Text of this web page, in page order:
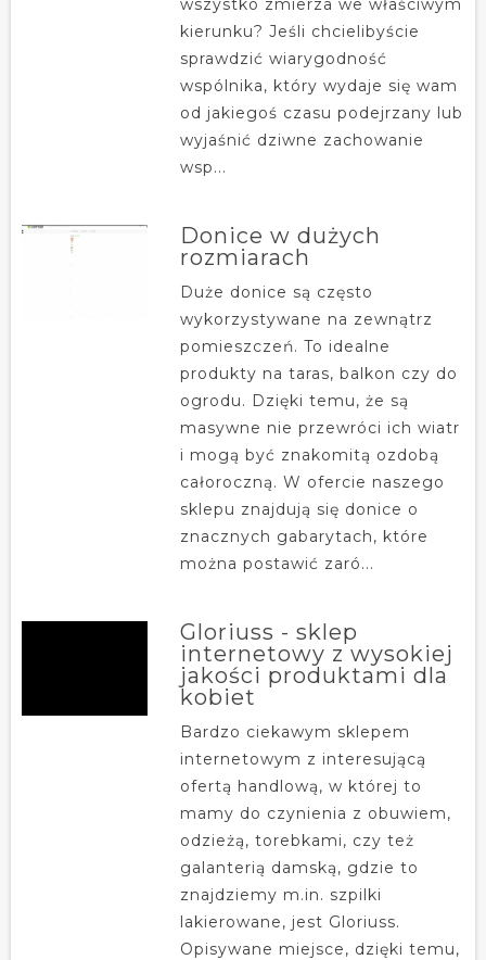
wszystko zmierza we właściwym
kierunku? Jeśli chcielibyście
sprawdzić wiarygodność
wspólnika, który wydaje się wam
od jakiegoś czasu podejrzany lub
wyjaśnić dziwne zachowanie
wsp...
Donice w dużych
rozmiarach
Duże donice są często
wykorzystywane na zewnątrz
pomieszczeń. To idealne
produkty na taras, balkon czy do
ogrodu. Dzięki temu, że są
masywne nie przewróci ich wiatr
i mogą być znakomitą ozdobą
całoroczną. W ofercie naszego
sklepu znajdują się donice o
znacznych gabarytach, które
można postawić zaró...
Gloriuss - sklep
internetowy z wysokiej
jakości produktami dla
kobiet
Bardzo ciekawym sklepem
internetowym z interesującą
ofertą handlową, w której to
mamy do czynienia z obuwiem,
odzieżą, torebkami, czy też
galanterią damską, gdzie to
znajdziemy m.in. szpilki
lakierowane, jest Gloriuss.
Opisywane miejsce, dzięki temu,